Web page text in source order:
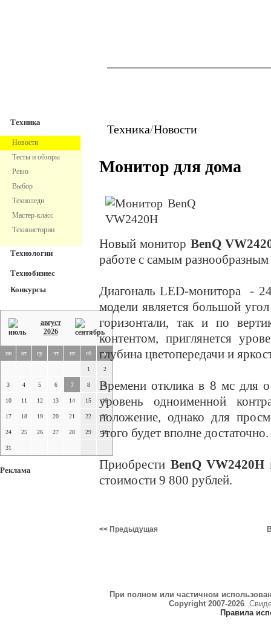
Техника
Новости
Тесты и обзоры
Ревю
Выбор
Техноледи
Мастер-класс
Техноистории
Технологии
Технобизнес
Конкурсы
август
2026
пн вт ср чт пт сб вс
1 2
3 4 5 6 7 8 9
10 11 12 13 14 15 16
17 18 19 20 21 22 23
24 25 26 27 28 29 30
31
Реклама
Техника/Новости
Монитор для дома
Новый монитор BenQ
работе с самым
Диагональ LED-монитора -
модели является большой
горизонтали, так и по
контентом, приглянется
глубина цветопередачи и
Времени отклика в 8 мс для
уровень одноименной
положение, однако для
этого будет вполне достаточно.
Приобрести BenQ VW2420H
стоимости 9 800 рублей.
<< Предыдущая
При полном или частичном
Copyright 2007-2026.
Правила